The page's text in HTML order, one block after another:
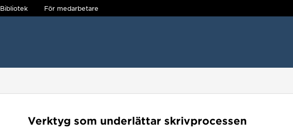
Bibliotek För medarbetare
Verktyg som underlättar skrivprocessen